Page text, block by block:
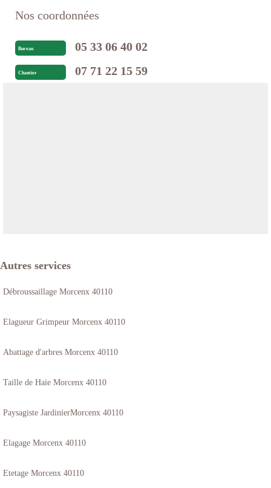
Nos coordonnées
Bureau 05 33 06 40 02
Chantier 07 71 22 15 59
Autres services
Débroussaillage Morcenx 40110
Elagueur Grimpeur Morcenx 40110
Abattage d'arbres Morcenx 40110
Taille de Haie Morcenx 40110
Paysagiste JardinierMorcenx 40110
Elagage Morcenx 40110
Etetage Morcenx 40110